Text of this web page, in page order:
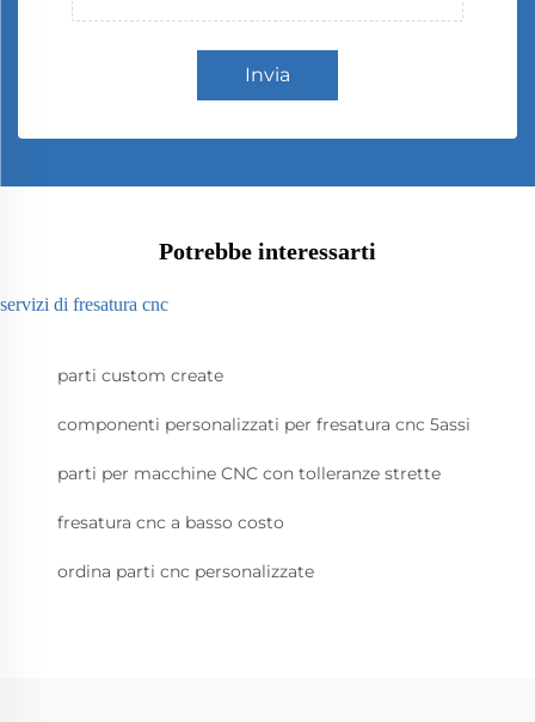
Invia
Potrebbe interessarti
servizi di fresatura cnc
parti custom create
componenti personalizzati per fresatura cnc 5assi
parti per macchine CNC con tolleranze strette
fresatura cnc a basso costo
ordina parti cnc personalizzate